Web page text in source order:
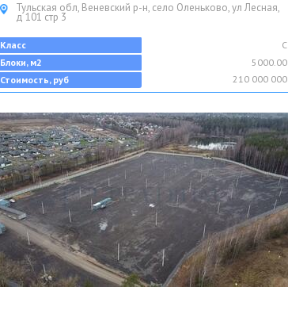
Тульская обл, Веневский р-н, село Оленьково, ул Лесная,
д 101 стр 3
Класс
C
Блоки, м2
5000.00
Стоимость, руб
210 000 000